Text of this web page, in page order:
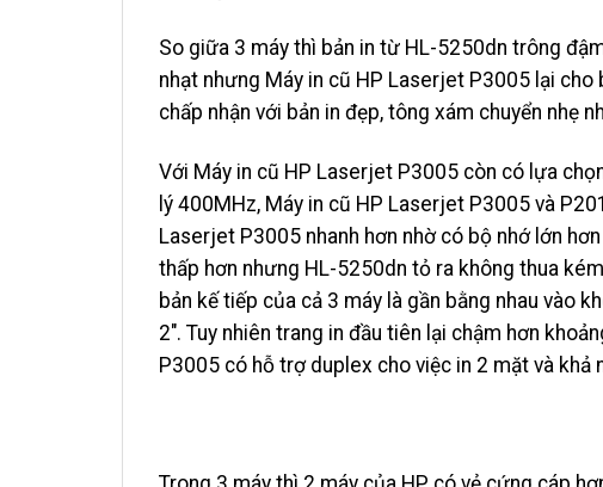
So giữa 3 máy thì bản in từ HL-5250dn trông
nhạt nhưng Máy in cũ HP Laserjet P3005 lại
chấp nhận với bản in đẹp, tông xám chuyển nhẹ
Với Máy in cũ HP Laserjet P3005 còn có lựa
lý 400MHz, Máy in cũ HP Laserjet P3005 và
Laserjet P3005 nhanh hơn nhờ có bộ nhớ lớn
thấp hơn nhưng HL-5250dn tỏ ra không thua
bản kế tiếp của cả 3 máy là gần bằng nhau vào
2″. Tuy nhiên trang in đầu tiên lại chậm hơn
P3005 có hỗ trợ duplex cho việc in 2 mặt và